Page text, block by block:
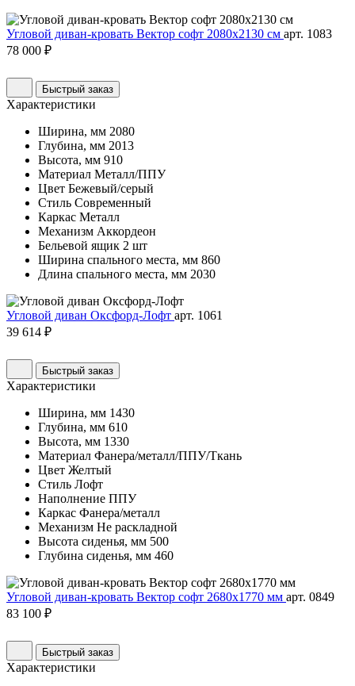
Угловой диван-кровать Вектор софт 2080х2130 см арт. 1083
78 000 ₽
Быстрый заказ
Характеристики
Ширина, мм 2080
Глубина, мм 2013
Высота, мм 910
Материал Металл/ППУ
Цвет Бежевый/серый
Стиль Современный
Каркас Металл
Механизм Аккордеон
Бельевой ящик 2 шт
Ширина спального места, мм 860
Длина спального места, мм 2030
Угловой диван Оксфорд-Лофт арт. 1061
39 614 ₽
Быстрый заказ
Характеристики
Ширина, мм 1430
Глубина, мм 610
Высота, мм 1330
Материал Фанера/металл/ППУ/Ткань
Цвет Желтый
Стиль Лофт
Наполнение ППУ
Каркас Фанера/металл
Механизм Не раскладной
Высота сиденья, мм 500
Глубина сиденья, мм 460
Угловой диван-кровать Вектор софт 2680х1770 мм арт. 0849
83 100 ₽
Быстрый заказ
Характеристики